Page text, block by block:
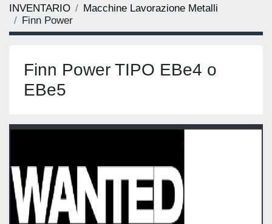
INVENTARIO
Macchine Lavorazione Metalli
Finn Power
Finn Power TIPO EBe4 o
EBe5